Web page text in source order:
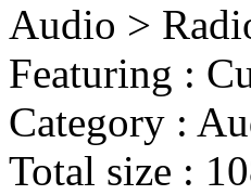
Audio >
Featuring :
Category :
Total size :